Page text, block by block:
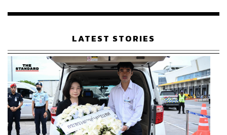
เรือนไทยที่ถูกซุกไว้
LATEST STORIES